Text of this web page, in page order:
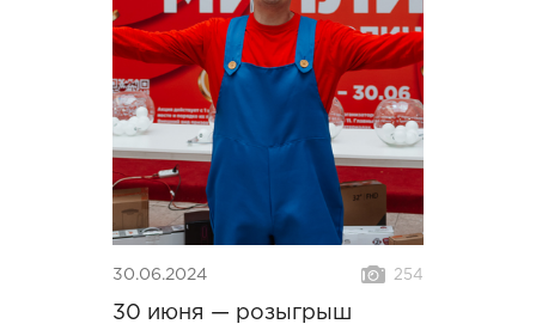
30.06.2024 254
30 июня — розыгрыш